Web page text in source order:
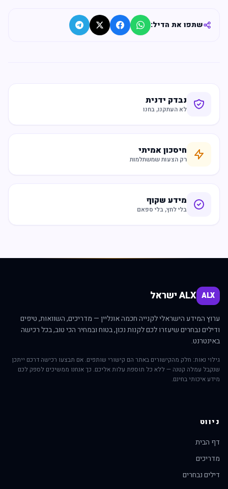
שתפו את הדיל:
נבדק ידנית
לא העתקנו, בחנו
חיסכון אמיתי
רק הצעות שמשתלמות
מידע שקוף
בלי לחץ, בלי ספאם
ALX ALX ישראל
ערוץ המידע הישראלי לקנייה חכמה אונליין — מדריכים, השוואות, טיפים
ודילים נבחרים שיעזרו לכם לקנות נכון, בטוח ובמחיר הכי טוב, בכל רכישה
באינטרנט.
גילוי נאות: חלק מהקישורים באתר הם קישורי שותפים. אם תבצעו רכישה דרכם ייתכן
שנקבל עמלה קטנה — ללא כל תוספת עלות אליכם. כך אנחנו ממשיכים לספק לכם
מידע איכותי בחינם.
ניווט
דף הבית
מדריכים
דילים נבחרים